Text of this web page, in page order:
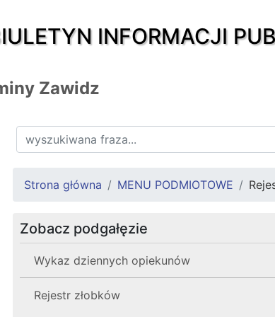
INFORMACJI
Zawidz
Strona główna MENU PODMIOTOWE
Zobacz podgałęzie
Wykaz dziennych opiekunów
Rejestr złobków